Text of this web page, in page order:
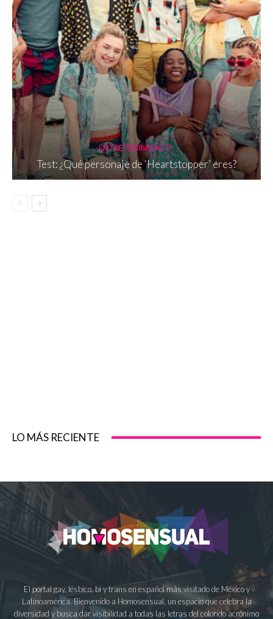
ENTRETENIMIENTO
Test: ¿Qué personaje de ‘Heartstopper’ eres?
LO MÁS RECIENTE
El portal gay, lésbico, bi y trans en español más visitado de México y
Latinoamérica. Bienvenido a Homosensual, un espacio que celebra la
diversidad y busca dar visibilidad a todas las letras del colorido acrónimo